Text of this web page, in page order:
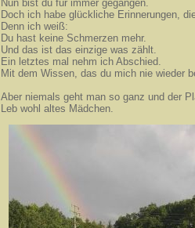
Nun bist du für immer gegangen.
Doch ich habe glückliche Erinnerungen,
Denn ich weiß:
Du hast keine Schmerzen mehr.
Und das ist das einzige was zählt.
Ein letztes mal nehm ich Abschied.
Mit dem Wissen, das du mich nie wieder
Aber niemals geht man so ganz und der
Leb wohl altes Mädchen.